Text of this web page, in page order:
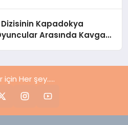
Kapadokya
Arasında Kavga
için Her şey.....